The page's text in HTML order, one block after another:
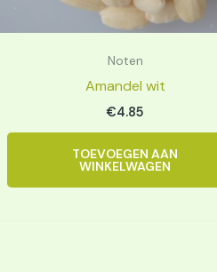
Noten
Amandel wit
€4.85
TOEVOEGEN AAN
WINKELWAGEN